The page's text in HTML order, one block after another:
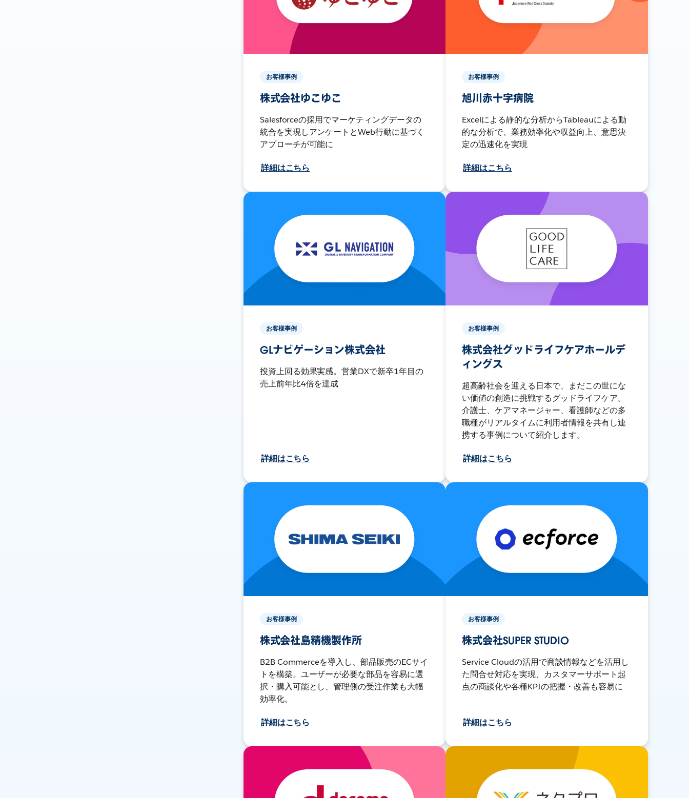
お客様事例
株式会社ゆこゆこ
Salesforceの採用でマーケティングデータの
統合を実現しアンケートとWeb行動に基づく
アプローチが可能に
詳細はこちら
お客様事例
旭川赤十字病院
Excelによる静的な分析からTableauによる動
的な分析で、業務効率化や収益向上、意思決
定の迅速化を実現
詳細はこちら
お客様事例
GLナビゲーション株式会社
投資上回る効果実感。営業DXで新卒1年目の
売上前年比4倍を達成
詳細はこちら
お客様事例
株式会社グッドライフケアホールデ
ィングス
超高齢社会を迎える日本で、まだこの世にな
い価値の創造に挑戦するグッドライフケア。
介護士、ケアマネージャー、看護師などの多
職種がリアルタイムに利用者情報を共有し連
携する事例について紹介します。
詳細はこちら
お客様事例
株式会社島精機製作所
B2B Commerceを導入し、部品販売のECサイ
トを構築。ユーザーが必要な部品を容易に選
択・購入可能とし、管理側の受注作業も大幅
効率化。
詳細はこちら
お客様事例
株式会社SUPER STUDIO
Service Cloudの活用で商談情報などを活用し
た問合せ対応を実現、カスタマーサポート起
点の商談化や各種KPIの把握・改善も容易に
詳細はこちら